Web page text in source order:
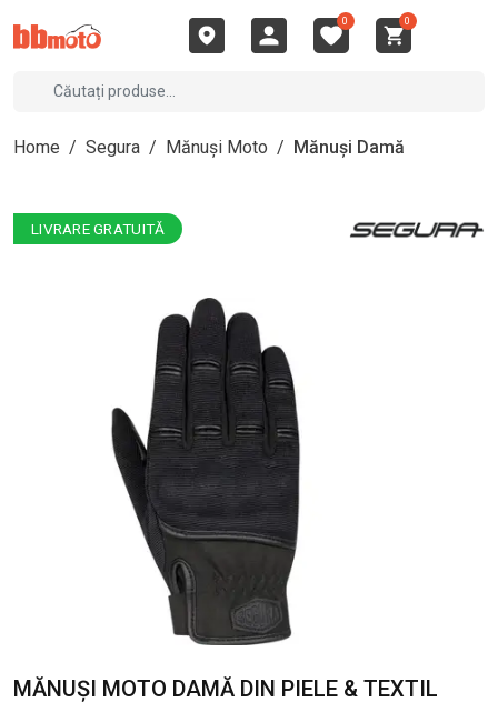
0 0
Home / Segura / Mănuși Moto / Mănuși Damă
LIVRARE GRATUITĂ
MĂNUȘI MOTO DAMĂ DIN PIELE & TEXTIL